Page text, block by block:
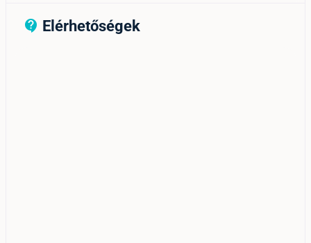
contact_support_outline
Elérhetőségek